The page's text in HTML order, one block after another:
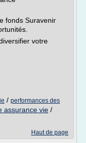
fonds Suravenir
votre
/ performances des
assurance vie /
Haut de page